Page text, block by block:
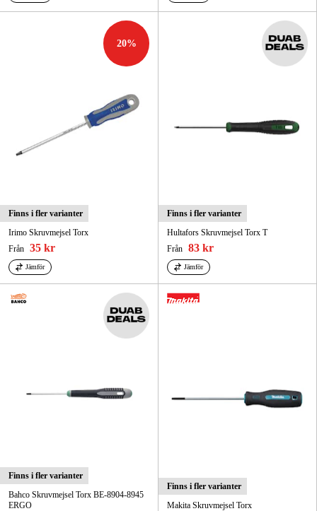
20%
Finns i fler varianter
Irimo Skruvmejsel Torx
Från 35 kr
Jämför
Finns i fler varianter
Hultafors Skruvmejsel Torx T
Från 83 kr
Jämför
Finns i fler varianter
Bahco Skruvmejsel Torx BE-8904-8945
ERGO
Finns i fler varianter
Makita Skruvmejsel Torx